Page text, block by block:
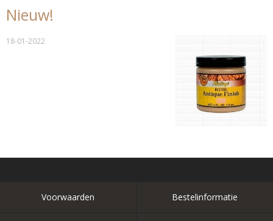
Nieuw!
18-01-2022
Voorwaarden Bestelinformatie